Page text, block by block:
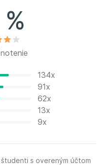
134x
91x
62x
13x
9x
s overeným účtom